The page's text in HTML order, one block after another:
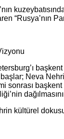
“Rusya’nın
Neva
sonrası başkent
kültürel